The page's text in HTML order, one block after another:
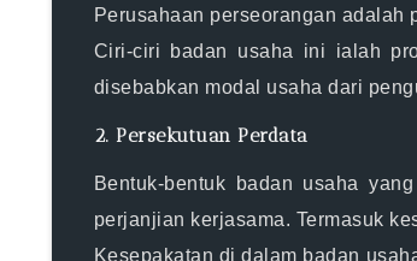
Perusahaan perseorangan
Ciri-ciri badan usaha ini ialah
disebabkan modal usaha dari
2. Persekutuan Perdata
Bentuk-bentuk badan usaha
perjanjian kerjasama. Termasuk
Kesepakatan di dalam badan